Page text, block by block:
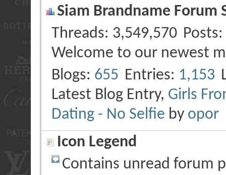
Siam Brandname Forum
Threads 3,549,570 Posts
Welcome to our newest
Blogs 655 Entries 1,153
Latest Blog Entry, Girls
Dating - No Selfie by opor
Icon Legend
Contains unread forum